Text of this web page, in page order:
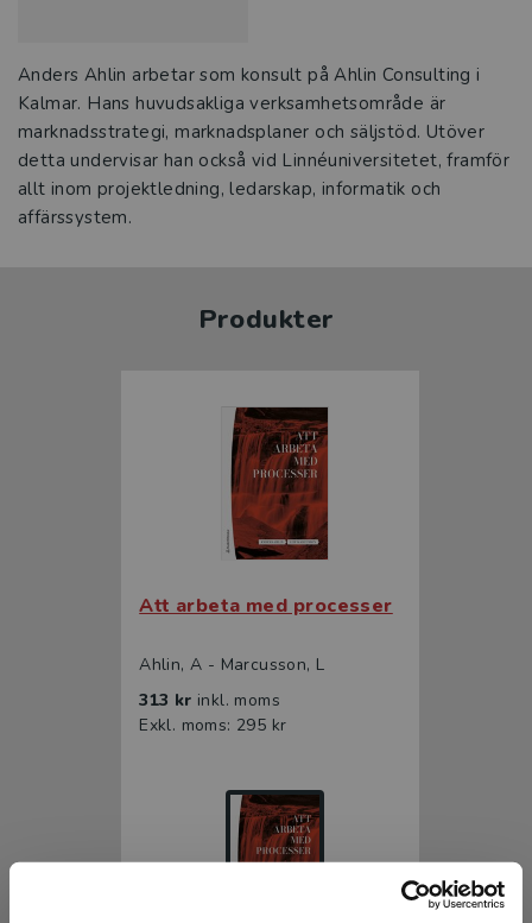
Anders Ahlin arbetar som konsult på Ahlin Consulting i
Kalmar. Hans huvudsakliga verksamhetsområde är
marknadsstrategi, marknadsplaner och säljstöd. Utöver
detta undervisar han också vid Linnéuniversitetet, framför
allt inom projektledning, ledarskap, informatik och
affärssystem.
Produkter
Att arbeta med processer
Ahlin, A - Marcusson, L
313 kr inkl. moms
Exkl. moms: 295 kr